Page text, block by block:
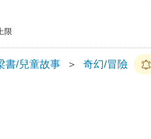
限
書/兒童故事 ＞ 奇幻/冒險